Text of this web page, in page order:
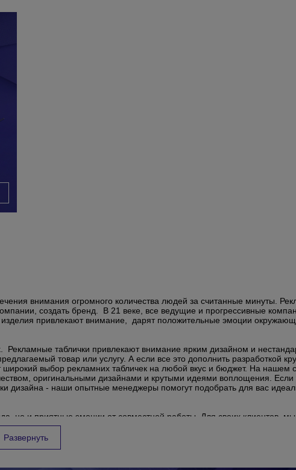
внимания огромного количества людей за считанные минуты.
создать бренд. В 21 веке, все ведущие и прогрессивные
изделия привлекают внимание, дарят положительные эмоции
Рекламные таблички привлекают внимание ярким дизайном и
товар или услугу. А если все это дополнить разработкой
выбор рекламних табличек на любой вкус и бюджет. На нашем
оригинальными дизайнами и крутыми идеями воплощения. Если
дизайна - наши опытные менеджеры помогут подобрать для вас
но и приятные эмоции от совместной работы. Для своих клиентов,
Развернуть